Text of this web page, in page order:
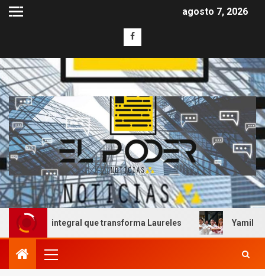
agosto 7, 2026
obra integral que transforma Laureles Yamil Melgar